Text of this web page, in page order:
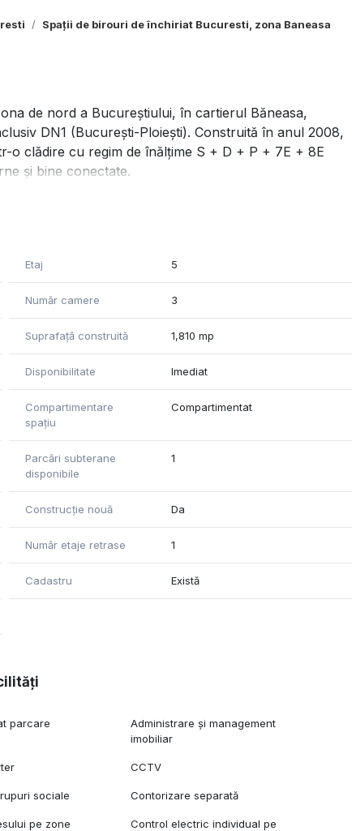
Spații de birouri de închiriat Bucuresti, zona Baneasa
de nord a Bucureștiului, în cartierul Băneasa,
DN1 (București-Ploiești). Construită în anul 2008,
o clădire cu regim de înălțime S + D + P + 7E + 8E
și bine conectate.
de 111 mp utili ( se mai adauga 10mp parti comune
la pretul de 150 Euro.
Etaj 5
Număr camere 3
Suprafață construită 1,810 mp
Disponibilitate Imediat
Compartimentare
spațiu
Compartimentat
Parcări subterane
disponibile
1
Construcție nouă Da
Număr etaje retrase 1
Cadastru Există
parcare
Administrare și management
imobiliar
CCTV
sociale Contorizare separată
pe zone
Control electric individual pe